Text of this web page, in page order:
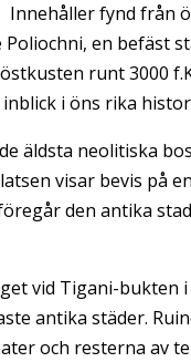
Innehåller fynd från
en befäst
runt 3000
i öns rika
äldsta neolitiska
visar bevis på
den antika
vid Tigani-bukten
antika städer.
och resterna av